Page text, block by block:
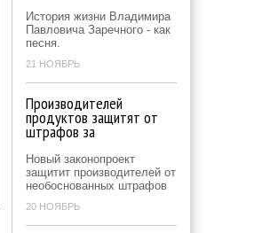
История жизни Владимира
Павловича Заречного - как
песня.
21 НОЯБРЬ
Производителей
продуктов защитят от
штрафов за
Новый законопроект
защитит производителей от
необоснованных штрафов
20 НОЯБРЬ